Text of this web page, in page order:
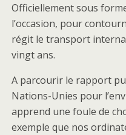
Officiellement sous
l’occasion, pour
régit le transport
vingt ans.
A parcourir le rapport
Nations-Unies pour
apprend une foule de
exemple que nos